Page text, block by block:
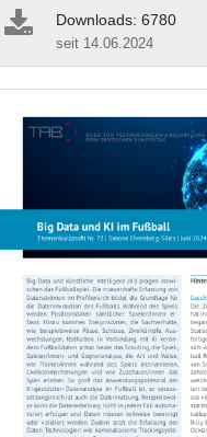
Downloads: 6780
seit 14.06.2024